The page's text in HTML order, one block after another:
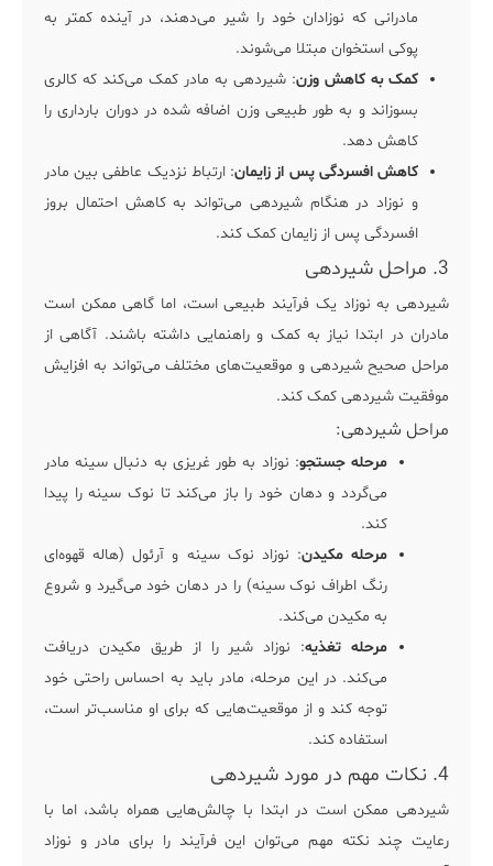
مادرانی که نوزادان خود را شیر می‌دهند، در آینده کمتر به
پوکی استخوان مبتلا می‌شوند.
کمک به کاهش وزن: شیردهی به مادر کمک می‌کند که کالری
بسوزاند و به طور طبیعی وزن اضافه شده در دوران بارداری را
کاهش دهد.
کاهش افسردگی پس از زایمان: ارتباط نزدیک عاطفی بین مادر
و نوزاد در هنگام شیردهی می‌تواند به کاهش احتمال بروز
افسردگی پس از زایمان کمک کند.
3. مراحل شیردهی
شیردهی به نوزاد یک فرآیند طبیعی است، اما گاهی ممکن است
مادران در ابتدا نیاز به کمک و راهنمایی داشته باشند. آگاهی از
مراحل صحیح شیردهی و موقعیت‌های مختلف می‌تواند به افزایش
موفقیت شیردهی کمک کند.
مراحل شیردهی:
مرحله جستجو: نوزاد به طور غریزی به دنبال سینه مادر
می‌گردد و دهان خود را باز می‌کند تا نوک سینه را پیدا
کند.
مرحله مکیدن: نوزاد نوک سینه و آرئول (هاله قهوه‌ای
رنگ اطراف نوک سینه) را در دهان خود می‌گیرد و شروع
به مکیدن می‌کند.
مرحله تغذیه: نوزاد شیر را از طریق مکیدن دریافت
می‌کند. در این مرحله، مادر باید به احساس راحتی خود
توجه کند و از موقعیت‌هایی که برای او مناسب‌تر است،
استفاده کند.
4. نکات مهم در مورد شیردهی
شیردهی ممکن است در ابتدا با چالش‌هایی همراه باشد، اما با
رعایت چند نکته مهم می‌توان این فرآیند را برای مادر و نوزاد